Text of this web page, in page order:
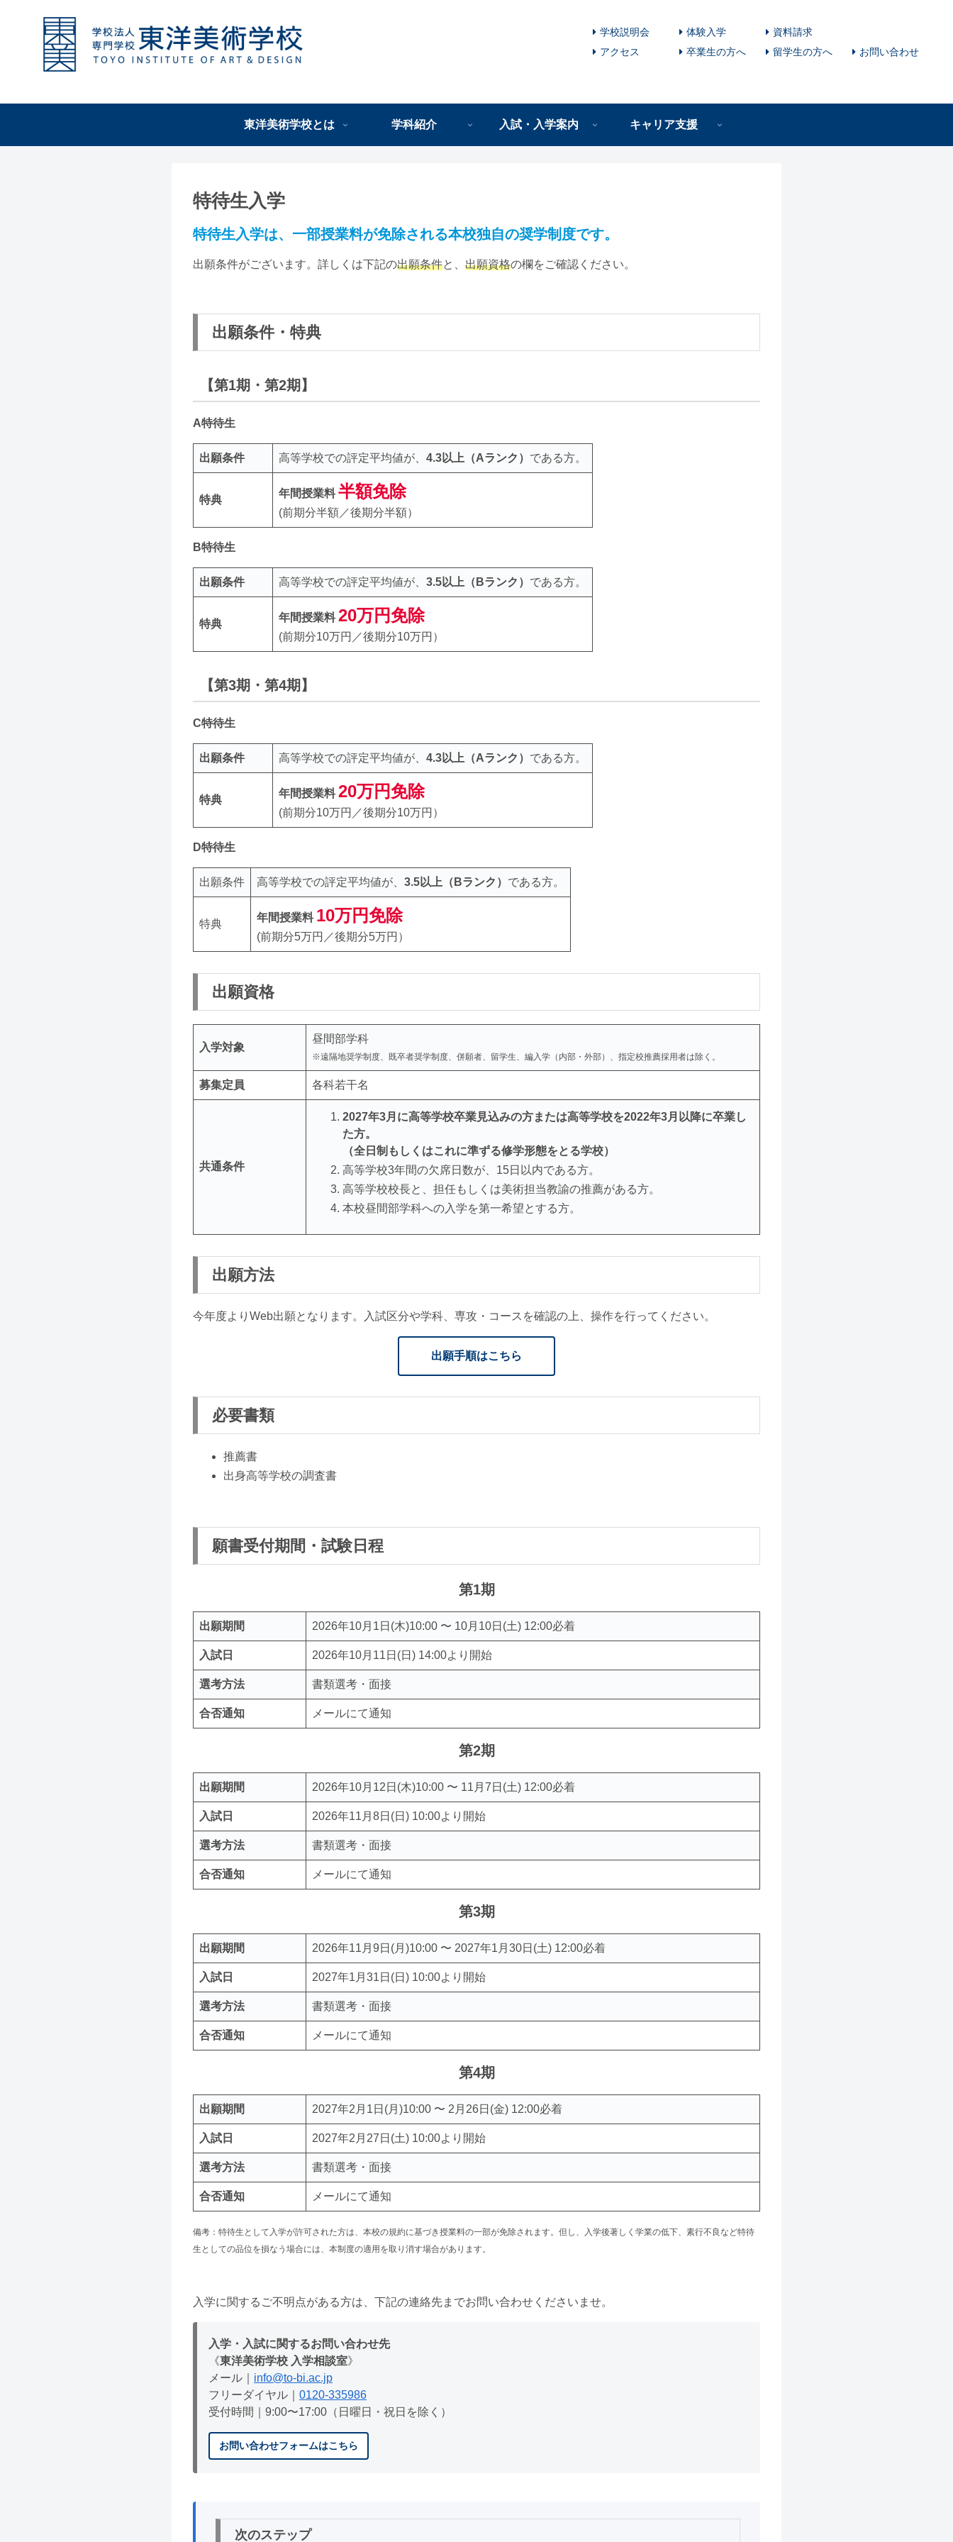
学校説明会 体験入学
資料請求
アクセス
卒業生の方へ 留学生の方へ お問い合わせ
東洋美術学校とは 学科紹介 入試・入学案内 キャリア支援
特待生入学
特待生入学は、一部授業料が免除される本校独自の奨学制度です。
出願条件がございます。詳しくは下記の出願条件と、 出願資格の欄をご確認ください。
出願条件・特典
【第1期・第2期】
A特待生
出願条件 高等学校での評定平均値が、 4.3以上（Aランク） である方。
特典
年間授業料 半額免除
(前期分半額／後期分半額）
B特待生
出願条件 高等学校での評定平均値が、 3.5以上（Bランク） である方。
特典
年間授業料 20万円免除
(前期分10万円／後期分10万円）
【第3期・第4期】
C特待生
出願条件 高等学校での評定平均値が、 4.3以上（Aランク） である方。
特典
年間授業料 20万円免除
(前期分10万円／後期分10万円）
D特待生
出願条件 高等学校での評定平均値が、 3.5以上（Bランク） である方。
特典
年間授業料 10万円免除
(前期分5万円／後期分5万円）
出願資格
入学対象
昼間部学科
※遠隔地奨学制度、既卒者奨学制度、併願者、留学生、編入学（内部・外部）、指定校推薦採用者は除く。
募集定員 各科若干名
共通条件
2027年3月に高等学校卒業見込みの方または高等学校を2022年3月以降に卒業し
た方。
（全日制もしくはこれに準ずる修学形態をとる学校）
高等学校3年間の欠席日数が、15日以内である方。
高等学校校長と、担任もしくは美術担当教諭の推薦がある方。
本校昼間部学科への入学を第一希望とする方。
出願方法
今年度よりWeb出願となります。入試区分や学科、専攻・コースを確認の上、操作を行ってください。
出願手順はこちら
必要書類
推薦書
出身高等学校の調査書
願書受付期間・試験日程
第1期
出願期間 2026年10月1日(木)10:00 〜 10月10日(土) 12:00必着
入試日 2026年10月11日(日) 14:00より開始
選考方法 書類選考・面接
合否通知 メールにて通知
第2期
出願期間 2026年10月12日(木)10:00 〜 11月7日(土) 12:00必着
入試日 2026年11月8日(日) 10:00より開始
選考方法 書類選考・面接
合否通知 メールにて通知
第3期
出願期間 2026年11月9日(月)10:00 〜 2027年1月30日(土) 12:00必着
入試日 2027年1月31日(日) 10:00より開始
選考方法 書類選考・面接
合否通知 メールにて通知
第4期
出願期間 2027年2月1日(月)10:00 〜 2月26日(金) 12:00必着
入試日 2027年2月27日(土) 10:00より開始
選考方法 書類選考・面接
合否通知 メールにて通知
備考：特待生として入学が許可された方は、本校の規約に基づき授業料の一部が免除されます。但し、入学後著しく学業の低下、素行不良など特待
生としての品位を損なう場合には、本制度の適用を取り消す場合があります。
入学に関するご不明点がある方は、下記の連絡先までお問い合わせくださいませ。
入学・入試に関するお問い合わせ先
《東洋美術学校 入学相談室》
メール｜ info@to-bi.ac.jp
フリーダイヤル｜ 0120-335986
受付時間｜9:00〜17:00（日曜日・祝日を除く）
お問い合わせフォームはこちら
次のステップ